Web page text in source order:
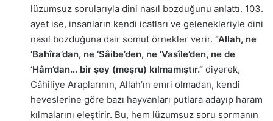
lüzumsuz sorularıyla dini nasıl bozduğunu anlattı. 103.
ayet ise, insanların kendi icatları ve gelenekleriyle dini
nasıl bozduğuna dair somut örnekler verir. “Allah, ne
‘Bahîra’dan, ne ‘Sâibe’den, ne ‘Vasîle’den, ne de
‘Hâm’dan… bir şey (meşru) kılmamıştır.” diyerek,
Câhiliye Araplarının, Allah’ın emri olmadan, kendi
heveslerine göre bazı hayvanları putlara adayıp haram
kılmalarını eleştirir. Bu, hem lüzumsuz soru sormanın